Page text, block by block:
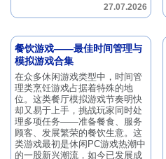
27.07.2026
餐饮游戏——最佳时间管理与
模拟游戏合集
在众多休闲游戏类型中，时间管
理类烹饪游戏占据着特殊的地
位。这类餐厅模拟游戏节奏明快
却又易于上手，挑战玩家同时处
理多项任务——准备餐食、服务
顾客、发展繁荣的餐饮生意。这
类游戏最初是休闲PC游戏热潮中
的一股新兴潮流，如今已发展成